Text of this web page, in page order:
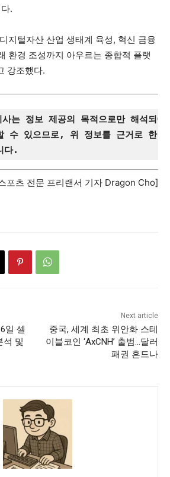
.
지털자산 산업 생태계 육성, 혁신 금융
환경 조성까지 아우르는 종합적 플랫
강조했다.
는 정보 제공의 목적으로만 해석되어
수 있으므로, 위 정보를 근거로 한
다.
포츠 전문 프리랜서 기자 Dragon Cho]
일 셀
석 및
Next article
중국, 세계 최초 위안화 스테
이블코인 ‘AxCNH’ 출범…달러
패권 흔드나